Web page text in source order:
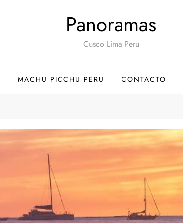
Panoramas
Cusco Lima Peru
MACHU PICCHU PERU CONTACTO